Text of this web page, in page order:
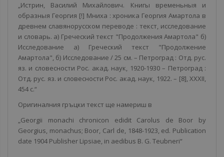
„Истрин, Василий Михайлович. Книгы временьныя и
образныя Георгия [!] Мниха : хроника Георгия Амартола в
древнем славянорусском переводе : текст, исследование
и словарь. а) Греческий текст "Продолжения Амартола" б)
Исследование а) Греческий текст "Продолжение
Амартола", б) Исследование / 25 см. – Петроград : Отд. рус.
яз. и словесности Рос. акад. наук, 1920-1930 – Петроград :
Отд. рус. яз. и словесности Рос. акад. наук, 1922. – [8], XXXII,
454 с.“
Оригиналния гръцки текст ще намериш в
„Georgii monachi chronicon edidit Carolus de Boor by
Georgius, monachus; Boor, Carl de, 1848-1923, ed. Publication
date 1904 Publisher Lipsiae, in aedibus B. G. Teubneri“